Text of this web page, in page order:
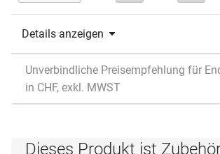
Details anzeigen
Unverbindliche Preisempfehlung für
in CHF, exkl. MWST
Dieses Produkt ist